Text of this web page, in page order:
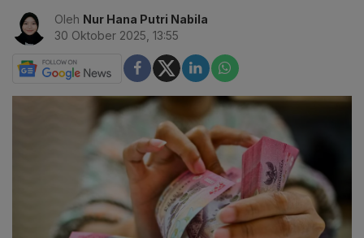
Oleh Nur Hana Putri Nabila
30 Oktober 2025, 13:55